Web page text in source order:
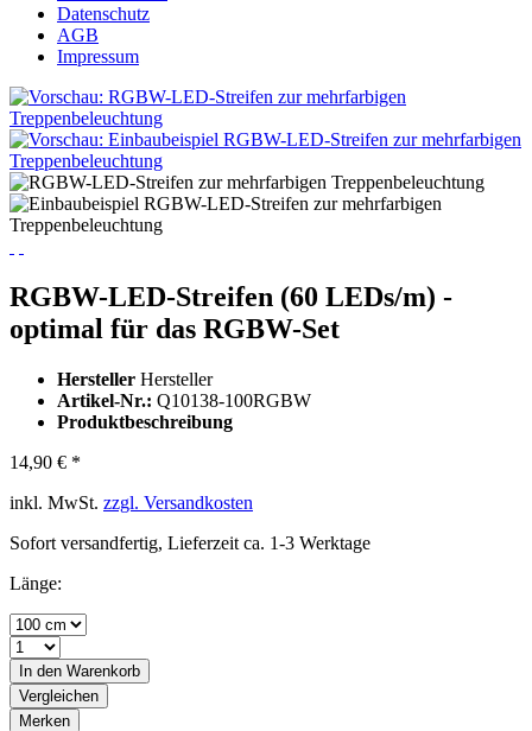
Datenschutz
AGB
Impressum
RGBW-LED-Streifen (60 LEDs/m) -
optimal für das RGBW-Set
Hersteller Hersteller
Artikel-Nr.: Q10138-100RGBW
Produktbeschreibung
14,90 € *
inkl. MwSt. zzgl. Versandkosten
Sofort versandfertig, Lieferzeit ca. 1-3 Werktage
Länge:
In den Warenkorb
Vergleichen
Merken